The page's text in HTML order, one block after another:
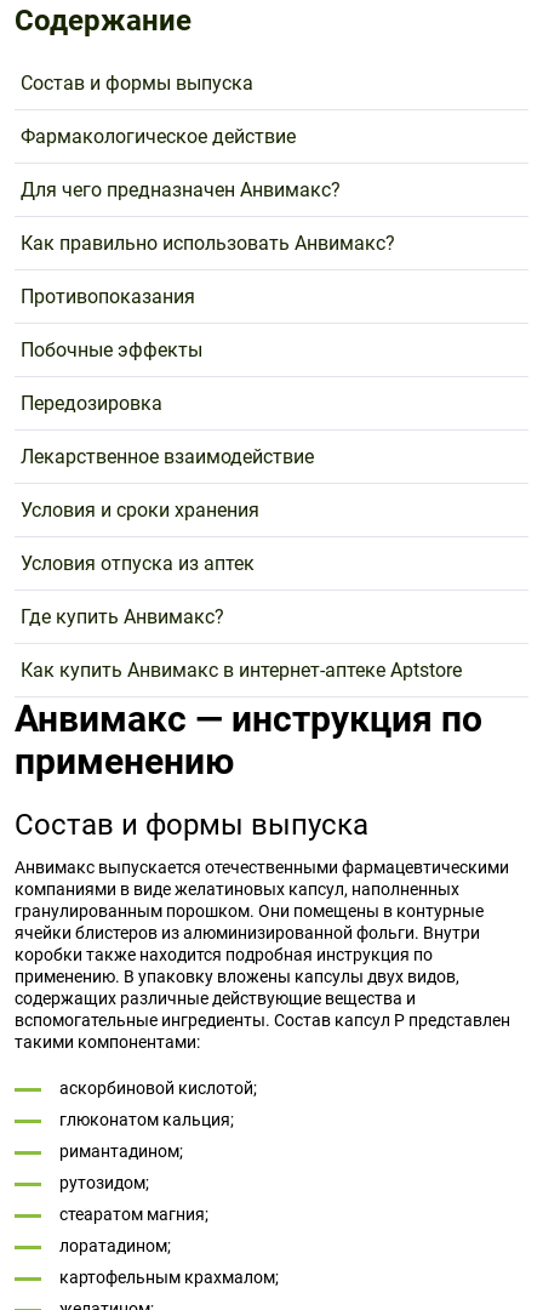
Содержание
Состав и формы выпуска
Фармакологическое действие
Для чего предназначен Анвимакс?
Как правильно использовать Анвимакс?
Противопоказания
Побочные эффекты
Передозировка
Лекарственное взаимодействие
Условия и сроки хранения
Условия отпуска из аптек
Где купить Анвимакс?
Как купить Анвимакс в интернет-аптеке Aptstore
Анвимакс — инструкция по
применению
Состав и формы выпуска
Анвимакс выпускается отечественными фармацевтическими
компаниями в виде желатиновых капсул, наполненных
гранулированным порошком. Они помещены в контурные
ячейки блистеров из алюминизированной фольги. Внутри
коробки также находится подробная инструкция по
применению. В упаковку вложены капсулы двух видов,
содержащих различные действующие вещества и
вспомогательные ингредиенты. Состав капсул Р представлен
такими компонентами:
аскорбиновой кислотой;
глюконатом кальция;
римантадином;
рутозидом;
стеаратом магния;
лоратадином;
картофельным крахмалом;